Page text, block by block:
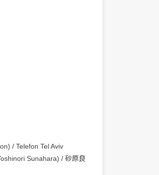
/ Telefon Tel Aviv
Sunahara) / 砂原良